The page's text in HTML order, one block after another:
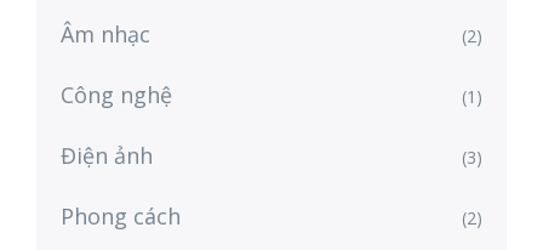
Âm nhạc (2)
Công nghệ (1)
Điện ảnh (3)
Phong cách (2)